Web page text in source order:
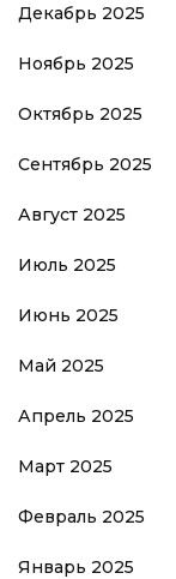
Декабрь 2025
Ноябрь 2025
Октябрь 2025
Сентябрь 2025
Август 2025
Июль 2025
Июнь 2025
Май 2025
Апрель 2025
Март 2025
Февраль 2025
Январь 2025